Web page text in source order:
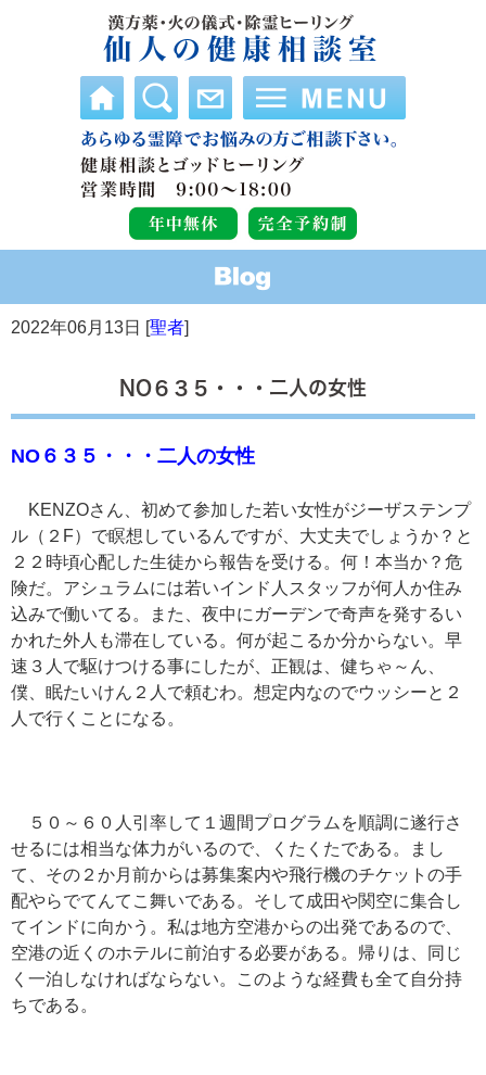
2022年06月13日 [聖者]
NO６３５・・・二人の女性
NO６３５・・・二人の女性
KENZOさん、初めて参加した若い女性がジーザステンプ
ル（２F）で瞑想しているんですが、大丈夫でしょうか？と
２２時頃心配した生徒から報告を受ける。何！本当か？危
険だ。アシュラムには若いインド人スタッフが何人か住み
込みで働いてる。また、夜中にガーデンで奇声を発するい
かれた外人も滞在している。何が起こるか分からない。早
速３人で駆けつける事にしたが、正観は、健ちゃ～ん、
僕、眠たいけん２人で頼むわ。想定内なのでウッシーと２
人で行くことになる。
５０～６０人引率して１週間プログラムを順調に遂行さ
せるには相当な体力がいるので、くたくたである。まし
て、その２か月前からは募集案内や飛行機のチケットの手
配やらでてんてこ舞いである。そして成田や関空に集合し
てインドに向かう。私は地方空港からの出発であるので、
空港の近くのホテルに前泊する必要がある。帰りは、同じ
く一泊しなければならない。このような経費も全て自分持
ちである。